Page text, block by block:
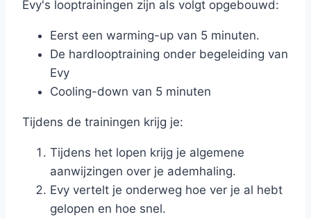
Evy's looptrainingen zijn als volgt opgebouwd:
Eerst een warming-up van 5 minuten.
De hardlooptraining onder begeleiding van
Evy
Cooling-down van 5 minuten
Tijdens de trainingen krijg je:
Tijdens het lopen krijg je algemene
aanwijzingen over je ademhaling.
Evy vertelt je onderweg hoe ver je al hebt
gelopen en hoe snel.